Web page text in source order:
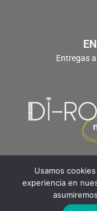
Entregas
Usamos
experiencia en